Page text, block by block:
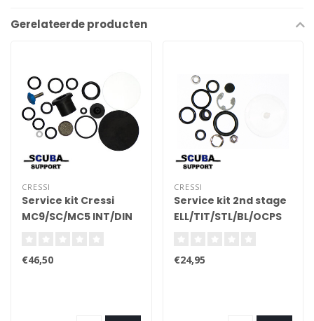
Gerelateerde producten
CRESSI
Service kit Cressi
MC9/SC/MC5 INT/DIN
€46,50
CRESSI
Service kit 2nd stage
ELL/TIT/STL/BL/OCPS
€24,95